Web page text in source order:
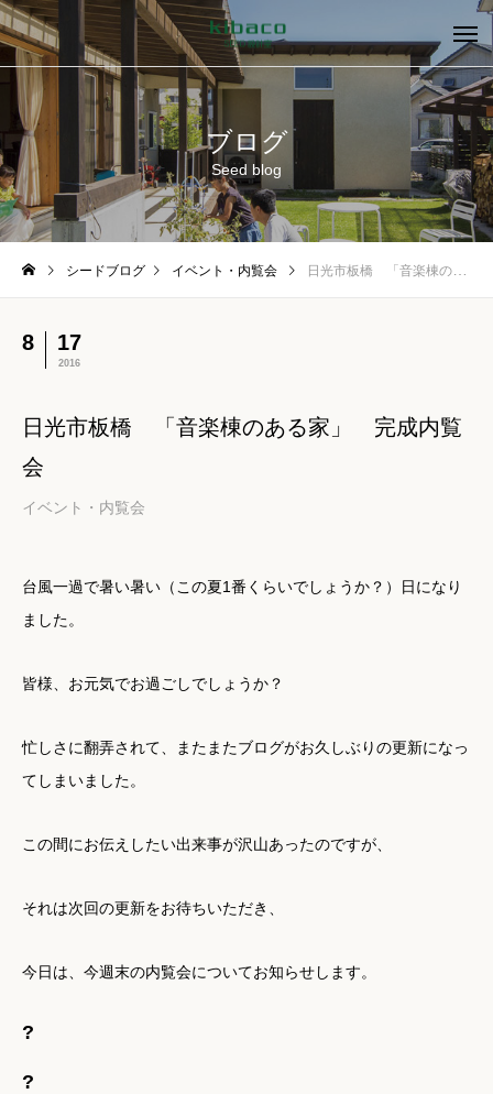
ブログ
Seed blog
シードブログ イベント・内覧会 日光市板橋 「音楽棟のある家」 完成内覧会
8 17
2016
日光市板橋 「音楽棟のある家」 完成内覧
会
イベント・内覧会
台風一過で暑い暑い（この夏1番くらいでしょうか？）日になり
ました。
皆様、お元気でお過ごしでしょうか？
忙しさに翻弄されて、またまたブログがお久しぶりの更新になっ
てしまいました。
この間にお伝えしたい出来事が沢山あったのですが、
それは次回の更新をお待ちいただき、
今日は、今週末の内覧会についてお知らせします。
?
?